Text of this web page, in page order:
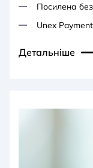
Посилена
Unex
Детальніше